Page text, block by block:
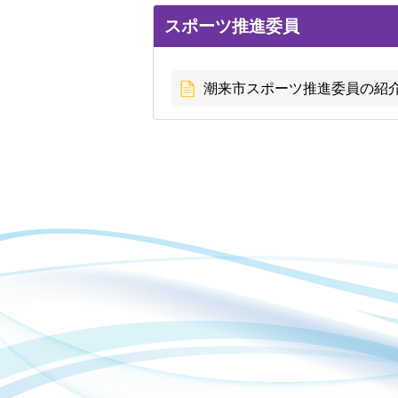
スポーツ推進委員
潮来市スポーツ推進委員の紹